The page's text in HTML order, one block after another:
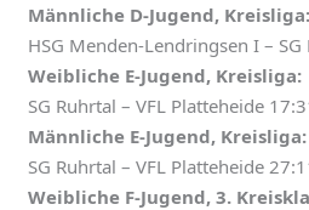
Männliche D-Jugend, Kreisliga:
HSG Menden-Lendringsen I –
Weibliche E-Jugend, Kreisliga:
SG Ruhrtal – VFL Platteheide
Männliche E-Jugend, Kreisliga:
SG Ruhrtal – VFL Platteheide
Weibliche F-Jugend, 3.